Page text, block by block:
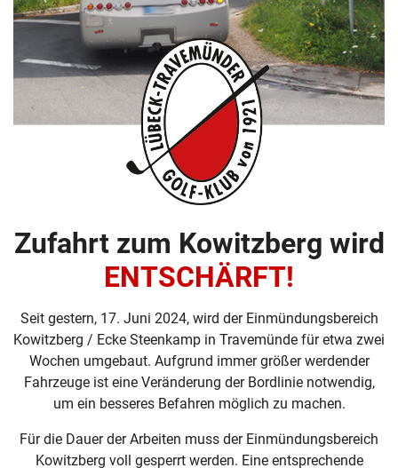
Zufahrt zum Kowitzberg wird
ENTSCHÄRFT!
Seit gestern, 17. Juni 2024, wird der Einmündungsbereich
Kowitzberg / Ecke Steenkamp in Travemünde für etwa zwei
Wochen umgebaut. Aufgrund immer größer werdender
Fahrzeuge ist eine Veränderung der Bordlinie notwendig,
um ein besseres Befahren möglich zu machen.
Für die Dauer der Arbeiten muss der Einmündungsbereich
Kowitzberg voll gesperrt werden. Eine entsprechende